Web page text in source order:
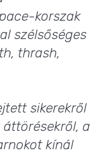
korszak
szélsőséges
thrash,
sikerekről
a
kínál